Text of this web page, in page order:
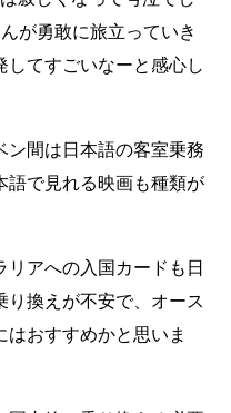
が勇敢に旅立っていき
してすごいなーと感心し
間は日本語の客室乗務
語で見れる映画も種類が
アへの入国カードも日
り換えが不安で、オース
はおすすめかと思いま